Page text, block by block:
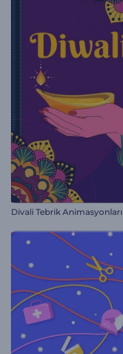
Divali Tebrik Animasyonları